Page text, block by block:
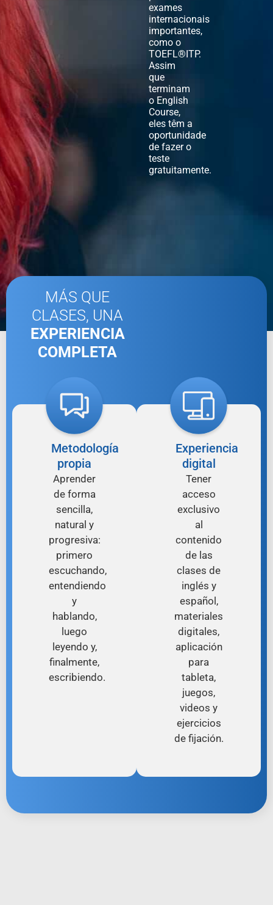
exames
internacionais
importantes,
como o
TOEFL®ITP.
Assim
que
terminam
o English
Course,
eles têm a
oportunidade
de fazer o
teste
gratuitamente.
MÁS QUE
CLASES, UNA
EXPERIENCIA
COMPLETA
Metodología
propia
Aprender
de forma
sencilla,
natural y
progresiva:
primero
escuchando,
entendiendo
y
hablando,
luego
leyendo y,
finalmente,
escribiendo.
Experiencia
digital
Tener
acceso
exclusivo
al
contenido
de las
clases de
inglés y
español,
materiales
digitales,
aplicación
para
tableta,
juegos,
videos y
ejercicios
de fijación.